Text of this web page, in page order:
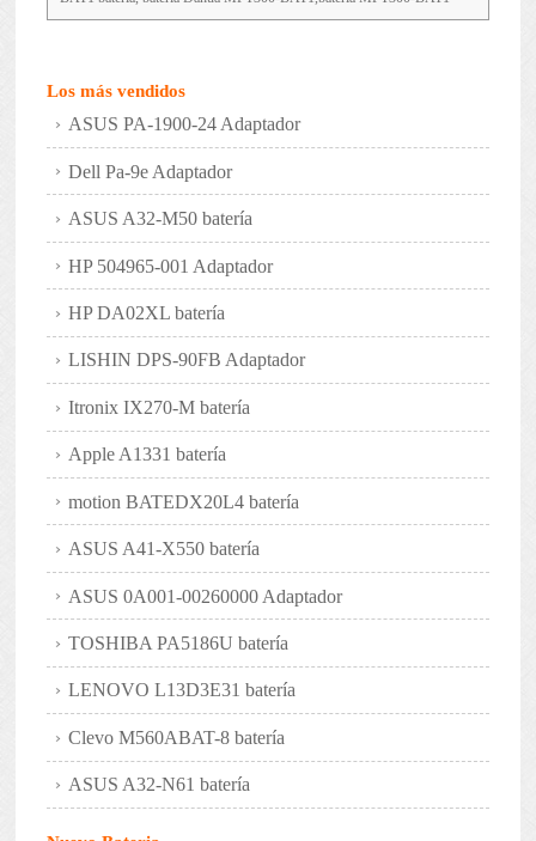
Los más vendidos
ASUS PA-1900-24 Adaptador
Dell Pa-9e Adaptador
ASUS A32-M50 batería
HP 504965-001 Adaptador
HP DA02XL batería
LISHIN DPS-90FB Adaptador
Itronix IX270-M batería
Apple A1331 batería
motion BATEDX20L4 batería
ASUS A41-X550 batería
ASUS 0A001-00260000 Adaptador
TOSHIBA PA5186U batería
LENOVO L13D3E31 batería
Clevo M560ABAT-8 batería
ASUS A32-N61 batería